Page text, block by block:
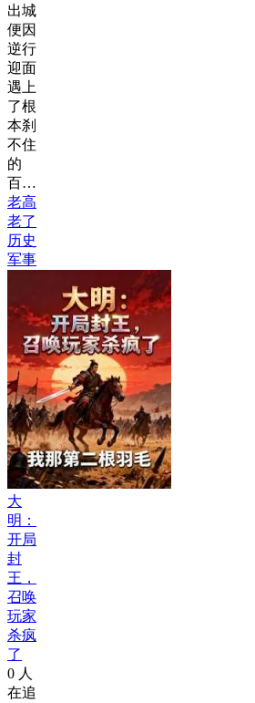
出城
便因
逆行
迎面
遇上
了根
本刹
不住
的
百…
老高
老了
历史
军事
大
明：
开局
封
王，
召唤
玩家
杀疯
了
0 人
在追